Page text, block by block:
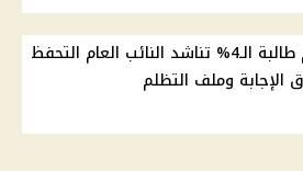
أسرة ريم طالبة الـ4% تناشد النائب العام التحفظ
الإجابة وملف التظلم